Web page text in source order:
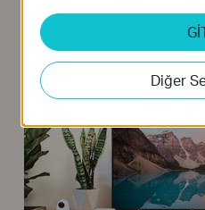
desteği IPTV akışını
sevdiğiniz filmlerin ve
Diğer